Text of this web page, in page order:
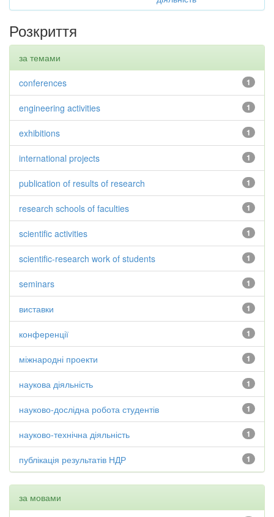
Розкриття
за темами
1
conferences
1
engineering activities
1
exhibitions
1
international projects
1
publication of results of research
1
research schools of faculties
1
scientific activities
1
scientific-research work of students
1
seminars
1
виставки
1
конференції
1
міжнародні проекти
1
наукова діяльність
1
науково-дослідна робота студентів
1
науково-технічна діяльність
1
публікація результатів НДР
за мовами